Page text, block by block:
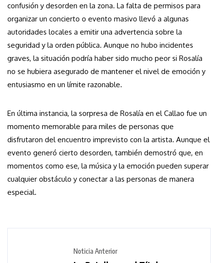
confusión y desorden en la zona. La falta de permisos para
organizar un concierto o evento masivo llevó a algunas
autoridades locales a emitir una advertencia sobre la
seguridad y la orden pública. Aunque no hubo incidentes
graves, la situación podría haber sido mucho peor si Rosalía
no se hubiera asegurado de mantener el nivel de emoción y
entusiasmo en un límite razonable.
En última instancia, la sorpresa de Rosalía en el Callao fue un
momento memorable para miles de personas que
disfrutaron del encuentro imprevisto con la artista. Aunque el
evento generó cierto desorden, también demostró que, en
momentos como ese, la música y la emoción pueden superar
cualquier obstáculo y conectar a las personas de manera
especial.
Noticia Anterior